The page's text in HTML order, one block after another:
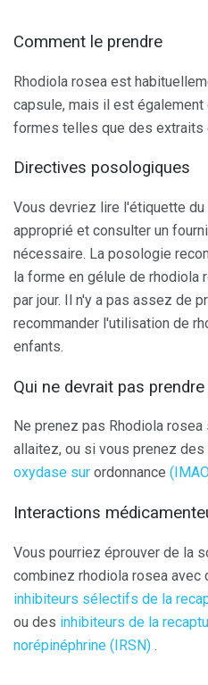
Comment le prendre
Rhodiola rosea est
capsule, mais il est
formes telles que des extraits
Directives posologiques
Vous devriez lire l'étiquette
approprié et consulter un
nécessaire. La posologie
la forme en gélule de rhodiola
par jour. Il n'y a pas assez de
recommander l'utilisation de
enfants.
Qui ne devrait pas
Ne prenez pas Rhodiola
allaitez, ou si vous prenez des
oxydase sur ordonnance
Interactions
Vous pourriez éprouver de la
combinez rhodiola rosea avec
inhibiteurs sélectifs de la
ou des inhibiteurs de la
norépinéphrine (IRSN) .